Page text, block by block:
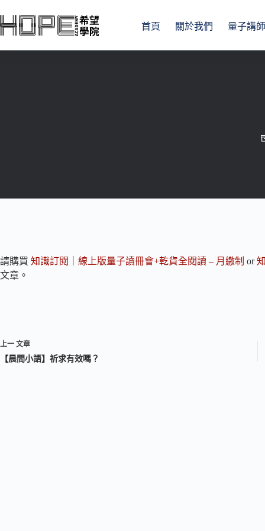
至
主
要
首頁 關於我們 量子講
請購買 知識訂閱｜線上版量子讀冊會+乾貨全閱讀 – 月繳制 or
文章。
上一 文章
【晨間小語】祈求有效嗎？